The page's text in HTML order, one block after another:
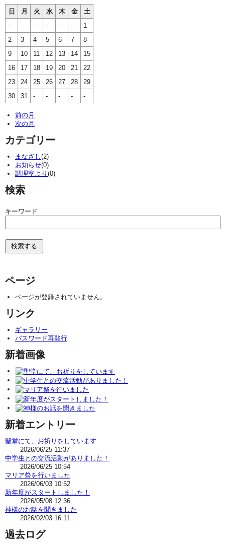
日 月 火 水 木 金
土
-
- - - - -
1
2
3 4 5 6 7
8
9
10 11 12 13 14
15
16
17 18 19 20 21
22
23
24 25 26 27 28
29
30
31 - - - - -
前の月
次の月
カテゴリー
まなざし(2)
お知らせ(0)
調理室より (0)
検索
キーワード
ページ
ページが登録されていません。
リンク
ギャラリー
パスワード再発行
新着画像
新着エントリー
聖堂にて、お祈りをしています
2026/06/25 11:37
中学生との交流活動がありました！
2026/06/25 10:54
マリア祭を行いました
2026/06/03 10:52
新年度がスタートしました！
2026/05/08 12:36
神様のお話を聞きました
2026/02/03 16:11
過去ログ